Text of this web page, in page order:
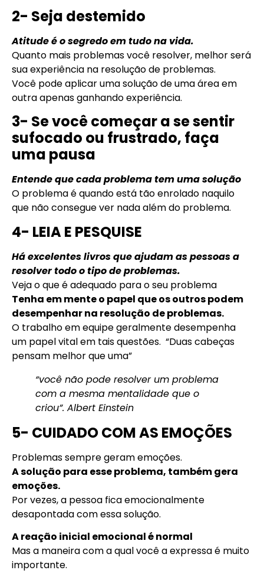
2- Seja destemido
Atitude é o segredo em tudo na vida.
Quanto mais problemas você resolver, melhor será
sua experiência na resolução de problemas.
Você pode aplicar uma solução de uma área em
outra apenas ganhando experiência.
3- Se você começar a se sentir
sufocado ou frustrado, faça
uma pausa
Entende que cada problema tem uma solução
O problema é quando está tão enrolado naquilo
que não consegue ver nada além do problema.
4- LEIA E PESQUISE
Há excelentes livros que ajudam as pessoas a
resolver todo o tipo de problemas.
Veja o que é adequado para o seu problema
Tenha em mente o papel que os outros podem
desempenhar na resolução de problemas.
O trabalho em equipe geralmente desempenha
um papel vital em tais questões. “Duas cabeças
pensam melhor que uma”
“você não pode resolver um problema
com a mesma mentalidade que o
criou”. Albert Einstein
5- CUIDADO COM AS EMOÇÕES
Problemas sempre geram emoções.
A solução para esse problema, também gera
emoções.
Por vezes, a pessoa fica emocionalmente
desapontada com essa solução.
A reação inicial emocional é normal
Mas a maneira com a qual você a expressa é muito
importante.